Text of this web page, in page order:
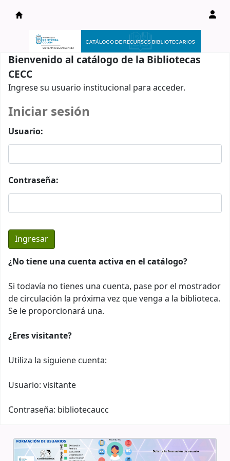
Catálogo en línea
Bienvenido al catálogo de la Bibliotecas
CECC
Ingrese su usuario institucional para acceder.
Iniciar sesión
Usuario:
Contraseña:
¿No tiene una cuenta activa en el catálogo?
Si todavía no tienes una cuenta, pase por el mostrador
de circulación la próxima vez que venga a la biblioteca.
Se le proporcionará una.
¿Eres visitante?
Utiliza la siguiene cuenta:
Usuario: visitante
Contraseña: bibliotecaucc